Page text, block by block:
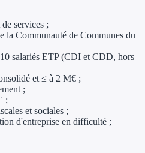
Tous les
Solutions MAPi
Simulateur d'éligibilité
Trouvez des idées de
services ;
la Communauté de Communes du
salariés ETP (CDI et CDD, hors
et ≤ à 2 M€ ;
;
;
et sociales ;
d'entreprise en difficulté ;